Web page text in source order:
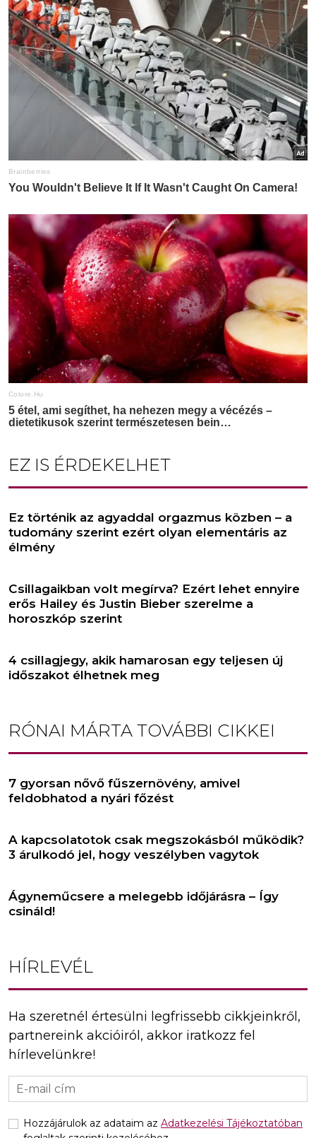
EZ IS ÉRDEKELHET
Ez történik az agyaddal orgazmus közben – a
tudomány szerint ezért olyan elementáris az
élmény
Csillagaikban volt megírva? Ezért lehet ennyire
erős Hailey és Justin Bieber szerelme a
horoszkóp szerint
4 csillagjegy, akik hamarosan egy teljesen új
időszakot élhetnek meg
RÓNAI MÁRTA TOVÁBBI CIKKEI
7 gyorsan nővő fűszernövény, amivel
feldobhatod a nyári főzést
A kapcsolatotok csak megszokásból működik?
3 árulkodó jel, hogy veszélyben vagytok
Ágyneműcsere a melegebb időjárásra – Így
csináld!
HÍRLEVÉL
Ha szeretnél értesülni legfrissebb cikkjeinkről,
partnereink akcióiról, akkor iratkozz fel
hírlevelünkre!
Hozzájárulok az adataim az Adatkezelési Tájékoztatóban